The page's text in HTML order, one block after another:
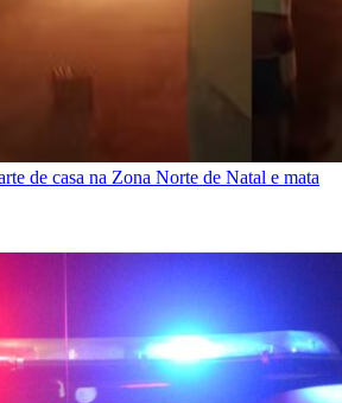
de casa na Zona Norte de Natal e mata